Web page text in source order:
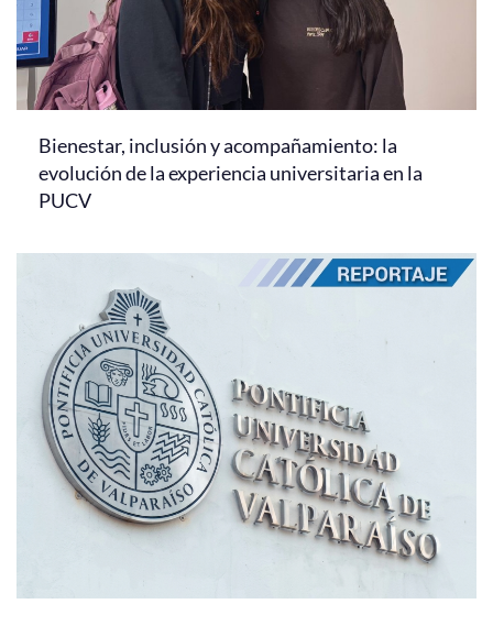
Bienestar, inclusión y acompañamiento: la
evolución de la experiencia universitaria en la
PUCV